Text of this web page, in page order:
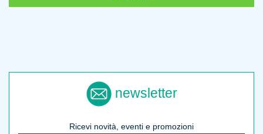
newsletter
Ricevi novità, eventi e promozioni